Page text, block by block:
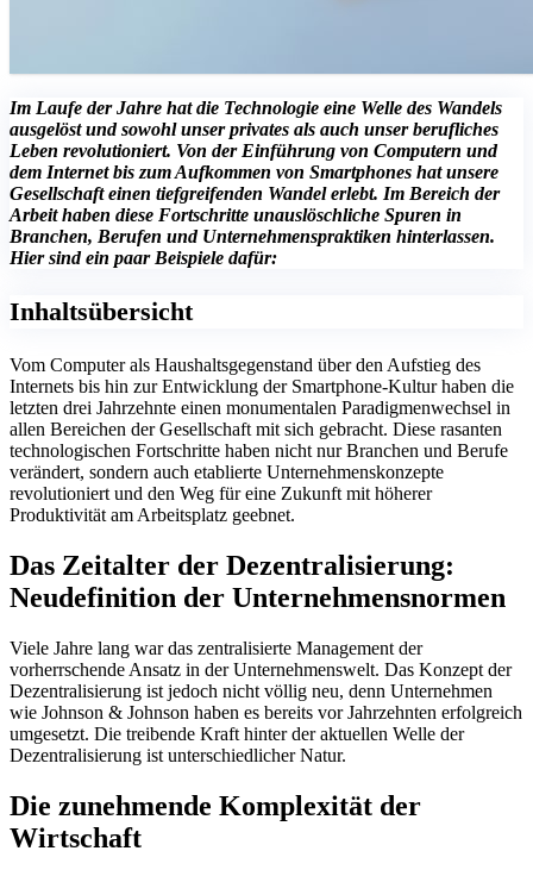
Im Laufe der Jahre hat die Technologie eine Welle des Wandels
ausgelöst und sowohl unser privates als auch unser berufliches
Leben revolutioniert. Von der Einführung von Computern und
dem Internet bis zum Aufkommen von Smartphones hat unsere
Gesellschaft einen tiefgreifenden Wandel erlebt. Im Bereich der
Arbeit haben diese Fortschritte unauslöschliche Spuren in
Branchen, Berufen und Unternehmenspraktiken hinterlassen.
Hier sind ein paar Beispiele dafür:
Inhaltsübersicht
Vom Computer als Haushaltsgegenstand über den Aufstieg des
Internets bis hin zur Entwicklung der Smartphone-Kultur haben die
letzten drei Jahrzehnte einen monumentalen Paradigmenwechsel in
allen Bereichen der Gesellschaft mit sich gebracht. Diese rasanten
technologischen Fortschritte haben nicht nur Branchen und Berufe
verändert, sondern auch etablierte Unternehmenskonzepte
revolutioniert und den Weg für eine Zukunft mit höherer
Produktivität am Arbeitsplatz geebnet.
Das Zeitalter der Dezentralisierung:
Neudefinition der Unternehmensnormen
Viele Jahre lang war das zentralisierte Management der
vorherrschende Ansatz in der Unternehmenswelt. Das Konzept der
Dezentralisierung ist jedoch nicht völlig neu, denn Unternehmen
wie Johnson & Johnson haben es bereits vor Jahrzehnten erfolgreich
umgesetzt. Die treibende Kraft hinter der aktuellen Welle der
Dezentralisierung ist unterschiedlicher Natur.
Die zunehmende Komplexität der
Wirtschaft